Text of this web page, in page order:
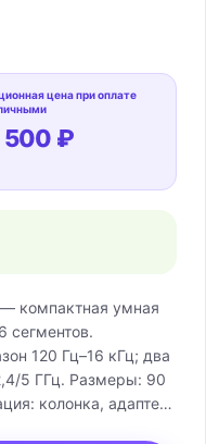
цена при оплате
500 ₽
компактная умная
сегментов.
120 Гц–16 кГц; два
5 ГГц. Размеры: 90
колонка, адаптер